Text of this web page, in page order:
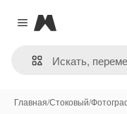
Close menu
Magnific
Главная/Стоковый/